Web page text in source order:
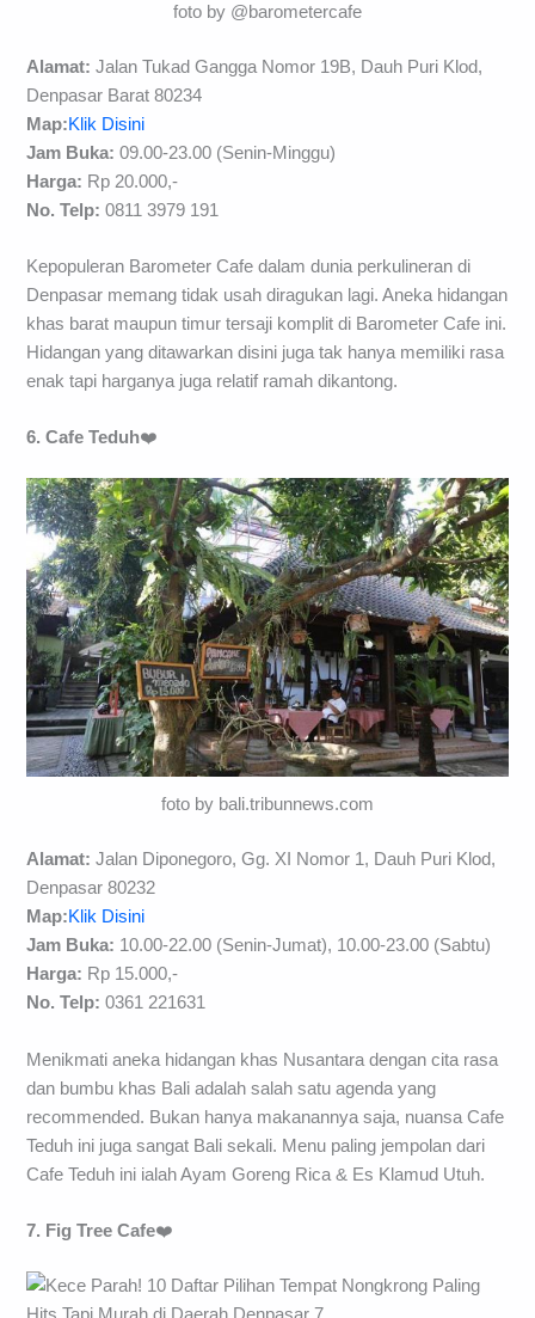
foto by @barometercafe
Alamat: Jalan Tukad Gangga Nomor 19B, Dauh Puri Klod,
Denpasar Barat 80234
Map:Klik Disini
Jam Buka: 09.00-23.00 (Senin-Minggu)
Harga: Rp 20.000,-
No. Telp: 0811 3979 191
Kepopuleran Barometer Cafe dalam dunia perkulineran di
Denpasar memang tidak usah diragukan lagi. Aneka hidangan
khas barat maupun timur tersaji komplit di Barometer Cafe ini.
Hidangan yang ditawarkan disini juga tak hanya memiliki rasa
enak tapi harganya juga relatif ramah dikantong.
6. Cafe Teduh❤️
foto by bali.tribunnews.com
Alamat: Jalan Diponegoro, Gg. XI Nomor 1, Dauh Puri Klod,
Denpasar 80232
Map:Klik Disini
Jam Buka: 10.00-22.00 (Senin-Jumat), 10.00-23.00 (Sabtu)
Harga: Rp 15.000,-
No. Telp: 0361 221631
Menikmati aneka hidangan khas Nusantara dengan cita rasa
dan bumbu khas Bali adalah salah satu agenda yang
recommended. Bukan hanya makanannya saja, nuansa Cafe
Teduh ini juga sangat Bali sekali. Menu paling jempolan dari
Cafe Teduh ini ialah Ayam Goreng Rica & Es Klamud Utuh.
7. Fig Tree Cafe❤️